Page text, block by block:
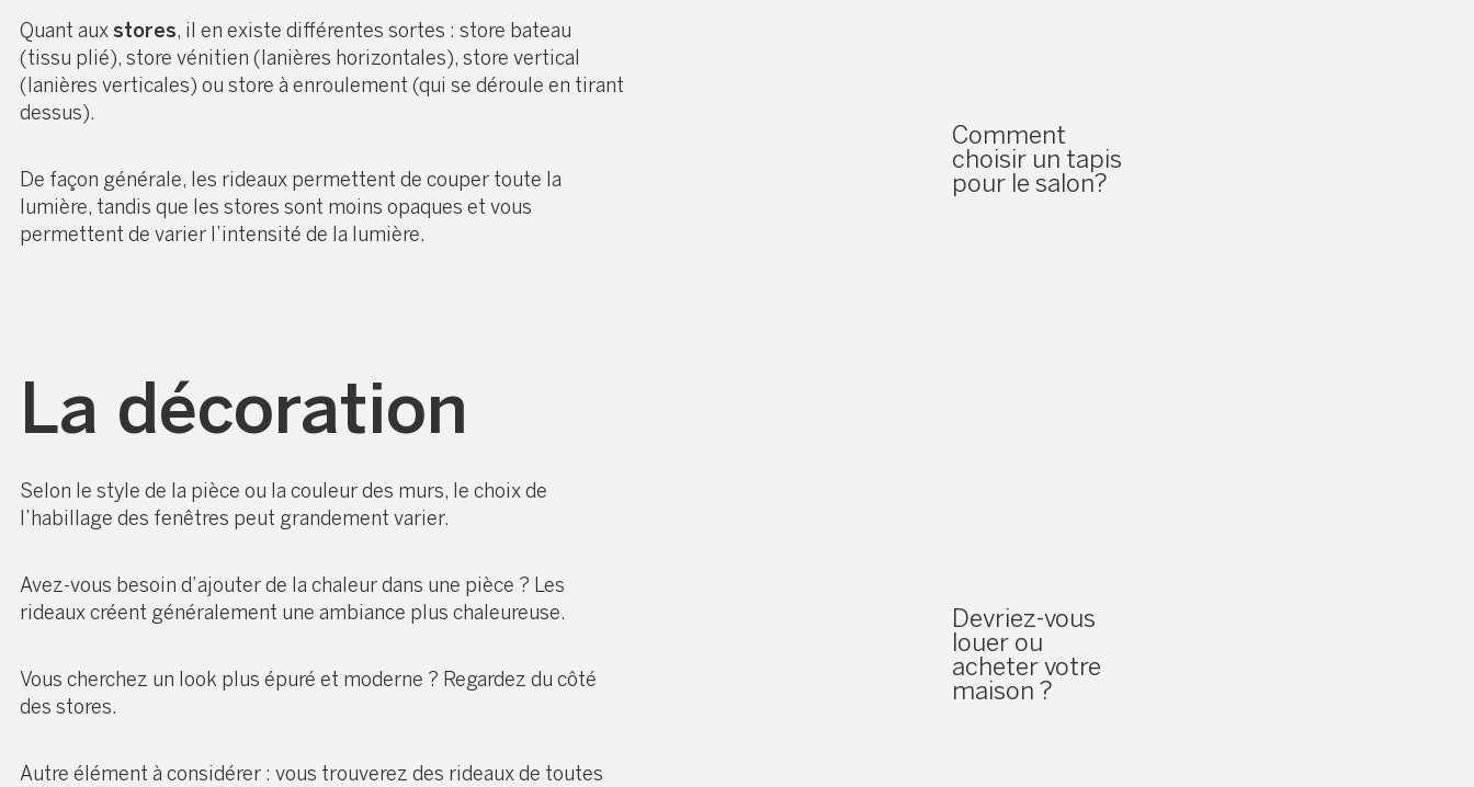
Quant auxstores, il en existe différentes sortes : store bateau
(tissu plié), store vénitien (lanières horizontales), store vertical
(lanières verticales) ou store à enroulement (qui se déroule en tirant
dessus).
De façon générale, les rideaux permettent de couper toute la
lumière, tandis que les stores sont moins opaques et vous
permettent de varier l’intensité de la lumière.
La décoration
Selon le style de la pièce ou la couleur des murs, le choix de
l’habillage des fenêtres peut grandement varier.
Avez-vous besoin d’ajouter de la chaleur dans une pièce ? Les
rideaux créent généralement une ambiance plus chaleureuse.
Vous cherchez un look plus épuré et moderne ? Regardez du côté
des stores.
Autre élément à considérer : vous trouverez des rideaux de toutes
Comment
choisir un tapis
pour le salon?
Devriez-vous
louer ou
acheter votre
maison ?